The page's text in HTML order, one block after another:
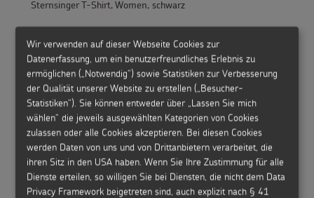
Sternsinger T-Shirt, Women, schwarz
Sternsinger T-Shirt Kinder, schwarz
Sternsinger Hoodie
Wir verwenden auf dieser Webseite Cookies zur
Datenerfassung, um ein benutzerfreundliches Erlebnis zu
ermöglichen („Notwendig“) sowie Statistiken zur Verbesserung
der Qualität unserer Website zu erstellen („Besucher-
Statistiken“). Sie können entweder über „Lassen Sie mich
wählen“ die jeweils ausgewählten Kategorien von Cookies
zulassen oder alle Cookies akzeptieren. Bei diesen Cookies
werden Daten von uns und von Drittanbietern verarbeitet, die
ihren Sitz in den USA haben. Wenn Sie Ihre Zustimmung für alle
Dienste erteilen, so willigen Sie bei Diensten, die nicht dem Data
Privacy Framework beigetreten sind, auch explizit nach § 41